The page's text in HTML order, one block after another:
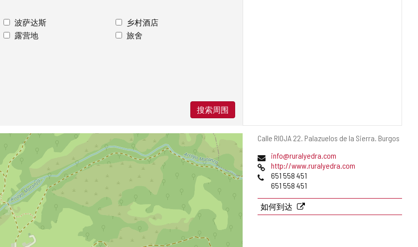
邮
地
址
Calle RIOJA 22. Palazuelos de la Sierra. Burgos
电
子
邮
址
info@ruralyedra.com
网
页
http://www.ruralyedra.com
电
651 558 451
651 558 451
如何到达
波萨达斯
乡村酒店
露营地
旅舍
搜索周围